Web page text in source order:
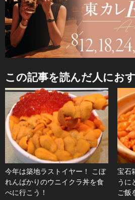
この記事を読んだ人にお
今年は築地ラストイヤー！ こぼ
れんばかりのウニイクラ丼を食
べに行こう！
宝石
うに
ご飯